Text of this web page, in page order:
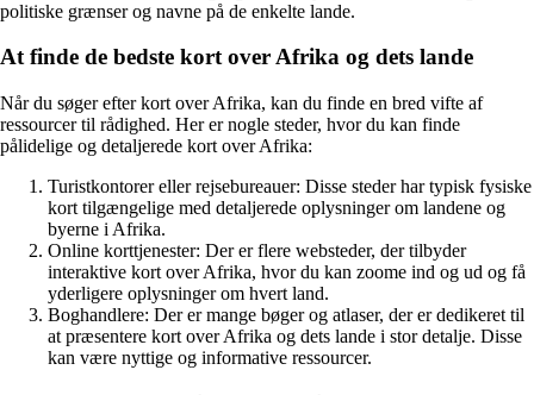
politiske grænser og navne på de enkelte lande.
At finde de bedste kort over Afrika og dets lande
Når du søger efter kort over Afrika, kan du finde en bred vifte af
ressourcer til rådighed. Her er nogle steder, hvor du kan finde
pålidelige og detaljerede kort over Afrika:
Turistkontorer eller rejsebureauer: Disse steder har typisk fysiske
kort tilgængelige med detaljerede oplysninger om landene og
byerne i Afrika.
Online korttjenester: Der er flere websteder, der tilbyder
interaktive kort over Afrika, hvor du kan zoome ind og ud og få
yderligere oplysninger om hvert land.
Boghandlere: Der er mange bøger og atlaser, der er dedikeret til
at præsentere kort over Afrika og dets lande i stor detalje. Disse
kan være nyttige og informative ressourcer.